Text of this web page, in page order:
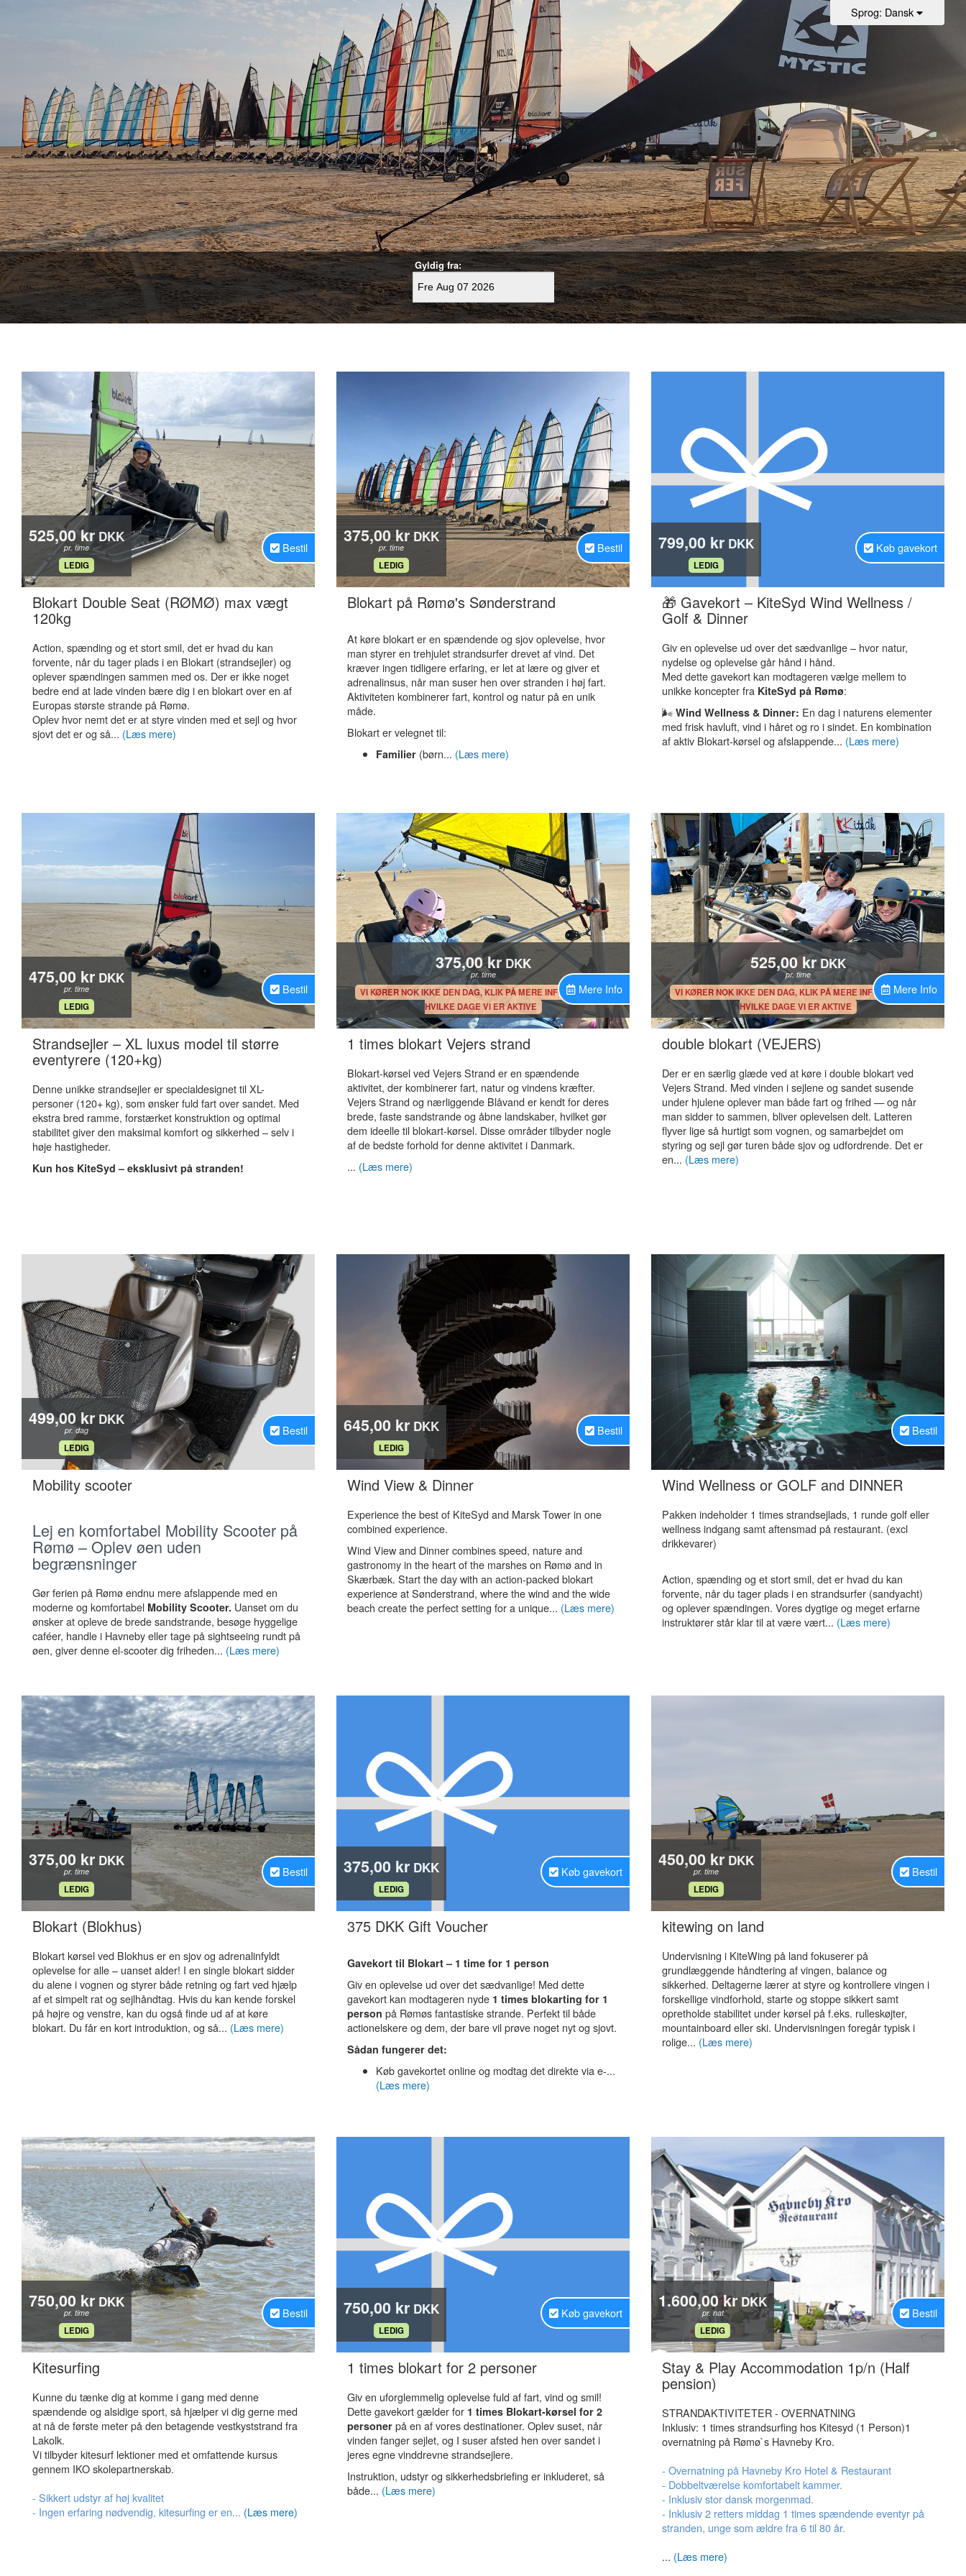
Sprog: Dansk
Gyldig fra:
525,00 kr DKK
pr. time
.
LEDIG
Bestil
Blokart Double Seat (RØMØ) max vægt
120kg
Action, spænding og et stort smil, det er hvad du kan
forvente, når du tager plads i en Blokart (strandsejler) og
oplever spændingen sammen med os. Der er ikke noget
bedre end at lade vinden bære dig i en blokart over en af ​​
Europas største strande på Rømø.
Oplev hvor nemt det er at styre vinden med et sejl og hvor
sjovt det er og så... (Læs mere)
375,00 kr DKK
pr. time
.
LEDIG
Bestil
Blokart på Rømø's Sønderstrand
At køre blokart er en spændende og sjov oplevelse, hvor
man styrer en trehjulet strandsurfer drevet af vind. Det
kræver ingen tidligere erfaring, er let at lære og giver et
adrenalinsus, når man suser hen over stranden i høj fart.
Aktiviteten kombinerer fart, kontrol og natur på en unik
måde.
Blokart er velegnet til:
Familier (børn... (Læs mere)
799,00 kr DKK
.
LEDIG
Køb gavekort
🎁 Gavekort – KiteSyd Wind Wellness /
Golf & Dinner.
Giv en oplevelse ud over det sædvanlige – hvor natur,
nydelse og oplevelse går hånd i hånd.
Med dette gavekort kan modtageren vælge mellem to
unikke koncepter fra KiteSyd på Rømø:
🌬️ Wind Wellness & Dinner: En dag i naturens elementer
med frisk havluft, vind i håret og ro i sindet. En kombination
af aktiv Blokart-kørsel og afslappende... (Læs mere)
475,00 kr DKK
pr. time
.
LEDIG
Bestil
Strandsejler – XL luxus model til større
eventyrere (120+kg)
Denne unikke strandsejler er specialdesignet til XL-
personer (120+ kg), som ønsker fuld fart over sandet. Med
ekstra bred ramme, forstærket konstruktion og optimal
stabilitet giver den maksimal komfort og sikkerhed – selv i
høje hastigheder.
Kun hos KiteSyd – eksklusivt på stranden!
375,00 kr DKK
pr. time
.
VI KØRER NOK IKKE DEN DAG, KLIK PÅ MERE INFO, FOR AT SE
HVILKE DAGE VI ER AKTIVE
Mere Info
1 times blokart Vejers strand
Blokart-kørsel ved Vejers Strand er en spændende
aktivitet, der kombinerer fart, natur og vindens kræfter.
Vejers Strand og nærliggende Blåvand er kendt for deres
brede, faste sandstrande og åbne landskaber, hvilket gør
dem ideelle til blokart-kørsel. Disse områder tilbyder nogle
af de bedste forhold for denne aktivitet i Danmark.
... (Læs mere)
525,00 kr DKK
pr. time
.
VI KØRER NOK IKKE DEN DAG, KLIK PÅ MERE INFO, FOR AT SE
HVILKE DAGE VI ER AKTIVE
Mere Info
double blokart (VEJERS)
Der er en særlig glæde ved at køre i double blokart ved
Vejers Strand. Med vinden i sejlene og sandet susende
under hjulene oplever man både fart og frihed — og når
man sidder to sammen, bliver oplevelsen delt. Latteren
flyver lige så hurtigt som vognen, og samarbejdet om
styring og sejl gør turen både sjov og udfordrende. Det er
en... (Læs mere)
499,00 kr DKK
pr. dag
.
LEDIG
Bestil
Mobility scooter.
Lej en komfortabel Mobility Scooter på
Rømø – Oplev øen uden
begrænsninger
Gør ferien på Rømø endnu mere afslappende med en
moderne og komfortabel Mobility Scooter. Uanset om du
ønsker at opleve de brede sandstrande, besøge hyggelige
caféer, handle i Havneby eller tage på sightseeing rundt på
øen, giver denne el-scooter dig friheden... (Læs mere)
645,00 kr DKK
.
LEDIG
Bestil
Wind View & Dinner.
Experience the best of KiteSyd and Marsk Tower in one
combined experience.
Wind View and Dinner combines speed, nature and
gastronomy in the heart of the marshes on Rømø and in
Skærbæk. Start the day with an action-packed blokart
experience at Sønderstrand, where the wind and the wide
beach create the perfect setting for a unique... (Læs mere)
Bestil
Wind Wellness or GOLF and DINNER
Pakken indeholder 1 times strandsejlads, 1 runde golf eller
wellness indgang samt aftensmad på restaurant. (excl
drikkevarer)
Action, spænding og et stort smil, det er hvad du kan
forvente, når du tager plads i en strandsurfer (sandyacht)
og oplever spændingen. Vores dygtige og meget erfarne
instruktører står klar til at være vært... (Læs mere)
375,00 kr DKK
pr. time
.
LEDIG
Bestil
Blokart (Blokhus)
Blokart kørsel ved Blokhus er en sjov og adrenalinfyldt
oplevelse for alle – uanset alder! I en single blokart sidder
du alene i vognen og styrer både retning og fart ved hjælp
af et simpelt rat og sejlhåndtag. Hvis du kan kende forskel
på højre og venstre, kan du også finde ud af at køre
blokart. Du får en kort introduktion, og så... (Læs mere)
375,00 kr DKK
.
LEDIG
Køb gavekort
375 DKK Gift Voucher.
Gavekort til Blokart – 1 time for 1 person
Giv en oplevelse ud over det sædvanlige! Med dette
gavekort kan modtageren nyde 1 times blokarting for 1
person på Rømøs fantastiske strande. Perfekt til både
actionelskere og dem, der bare vil prøve noget nyt og sjovt.
Sådan fungerer det:
Køb gavekortet online og modtag det direkte via e-...
(Læs mere)
450,00 kr DKK
pr. time
.
LEDIG
Bestil
kitewing on land
Undervisning i KiteWing på land fokuserer på
grundlæggende håndtering af vingen, balance og
sikkerhed. Deltagerne lærer at styre og kontrollere vingen i
forskellige vindforhold, starte og stoppe sikkert samt
opretholde stabilitet under kørsel på f.eks. rulleskøjter,
mountainboard eller ski. Undervisningen foregår typisk i
rolige... (Læs mere)
750,00 kr DKK
pr. time
.
LEDIG
Bestil
Kitesurfing
Kunne du tænke dig at komme i gang med denne
spændende og alsidige sport, så hjælper vi dig gerne med
at nå de første meter på den betagende vestkyststrand fra
Lakolk.
Vi tilbyder kitesurf lektioner med et omfattende kursus
gennem IKO skolepartnerskab.
- Sikkert udstyr af høj kvalitet
- Ingen erfaring nødvendig, kitesurfing er en... (Læs mere)
750,00 kr DKK
.
LEDIG
Køb gavekort
1 times blokart for 2 personer.
Giv en uforglemmelig oplevelse fuld af fart, vind og smil!
Dette gavekort gælder for 1 times Blokart-kørsel for 2
personer på en af vores destinationer. Oplev suset, når
vinden fanger sejlet, og I suser afsted hen over sandet i
jeres egne vinddrevne strandsejlere.
Instruktion, udstyr og sikkerhedsbriefing er inkluderet, så
både... (Læs mere)
1.600,00 kr DKK
pr. nat
.
LEDIG
Bestil
Stay & Play Accommodation 1p/n (Half
pension)
STRANDAKTIVITETER - OVERNATNING
Inklusiv: 1 times strandsurfing hos Kitesyd (1 Person)1
overnatning på Rømø`s Havneby Kro.
- Overnatning på Havneby Kro Hotel & Restaurant
- Dobbeltværelse komfortabelt kammer.
- Inklusiv stor dansk morgenmad.
- Inklusiv 2 retters middag 1 times spændende eventyr på
stranden, unge som ældre fra 6 til 80 år.
... (Læs mere)